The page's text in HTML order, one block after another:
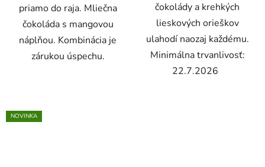
priamo do raja. Mliečna
čokoláda s mangovou
náplňou. Kombinácia je
zárukou úspechu.
čokolády a krehkých
lieskových orieškov
ulahodí naozaj každému.
Minimálna trvanlivosť:
22.7.2026
NOVINKA